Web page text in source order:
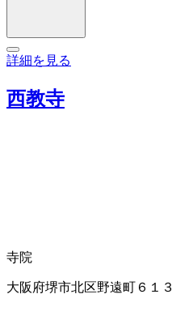
詳細を見る
西教寺
寺院
大阪府堺市北区野遠町６１３